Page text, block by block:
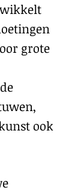
grote
ook